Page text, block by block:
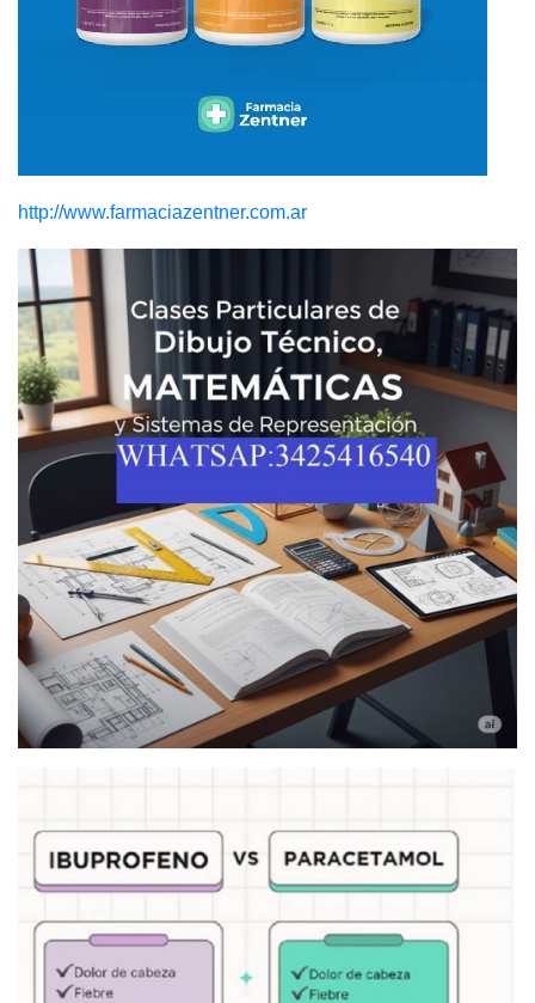
http://www.farmaciazentner.com.ar